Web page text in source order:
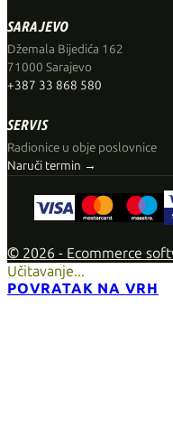
SARAJEVO
Džemala Bijedića 162
71000 Sarajevo
+387 33 868 580
SERVIS
Radionice u obje poslovnice
Naruči termin →
© 2026 - Ecommerce
Učitavanje...
POVRATAK NA VRH